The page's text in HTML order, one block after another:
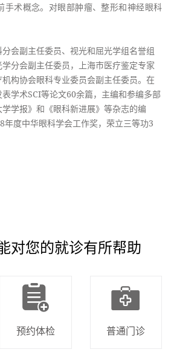
手术概念。对眼部肿瘤、整形和神经眼科
会副主任委员、视光和屈光学组名誉组
分会副主任委员，上海市医疗鉴定专家
构协会眼科专业委员会副主任委员。在
学术SCI等论文60余篇，主编和参编多部
学报》和《眼科新进展》等杂志的编
年度中华眼科学会工作奖，荣立三等功3
对您的就诊有所帮助
预约体检 普通门诊